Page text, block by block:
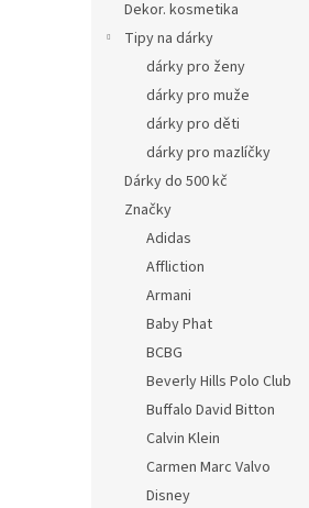
Dekor. kosmetika
Tipy na dárky
dárky pro ženy
dárky pro muže
dárky pro děti
dárky pro mazlíčky
Dárky do 500 kč
Značky
Adidas
Affliction
Armani
Baby Phat
BCBG
Beverly Hills Polo Club
Buffalo David Bitton
Calvin Klein
Carmen Marc Valvo
Disney